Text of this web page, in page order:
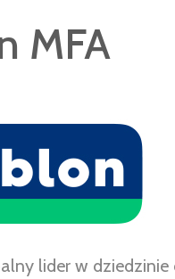
MFA
lider w